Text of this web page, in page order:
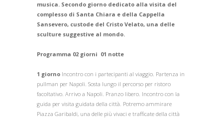
musica. Secondo giorno dedicato alla visita del
complesso di Santa Chiara e della Cappella
Sansevero, custode del Cristo Velato, una delle
sculture suggestive al mondo.
Programma 02 giorni 01 notte
1 giorno Incontro con i partecipanti al viaggio. Partenza in
pullman per Napoli. Sosta lungo il percorso per ristoro
facoltativo. Arrivo a Napoli. Pranzo libero. Incontro con la
guida per visita guidata della città. Potremo ammirare
Piazza Garibaldi, una delle più vivaci e trafficate della città